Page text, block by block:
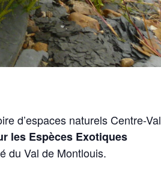
d’espaces naturels Centre-Val
les Espèces Exotiques
du Val de Montlouis.